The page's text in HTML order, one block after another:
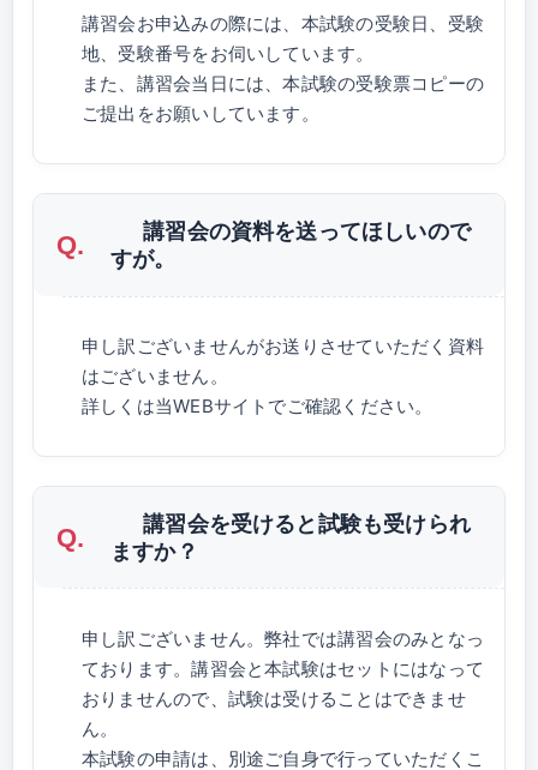
講習会お申込みの際には、本試験の受験日、受験
地、受験番号をお伺いしています。
また、講習会当日には、本試験の受験票コピーの
ご提出をお願いしています。
講習会の資料を送ってほしいので
すが。
申し訳ございませんがお送りさせていただく資料
はございません。
詳しくは当WEBサイトでご確認ください。
講習会を受けると試験も受けられ
ますか？
申し訳ございません。弊社では講習会のみとなっ
ております。講習会と本試験はセットにはなって
おりませんので、試験は受けることはできませ
ん。
本試験の申請は、別途ご自身で行っていただくこ